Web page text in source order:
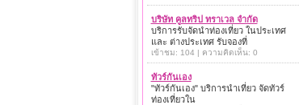
บริษัท คูลทริป ทราเวล จำกัด
บริการรับจัดนำท่องเที่ยว ในประเทศ
และ ต่างประเทศ รับจองที่
เข้าชม: 104 | ความคิดเห็น: 0
ทัวร์กันเอง
"ทัวร์กันเอง" บริการนำเที่ยว จัดทัวร์
ท่องเที่ยวใน